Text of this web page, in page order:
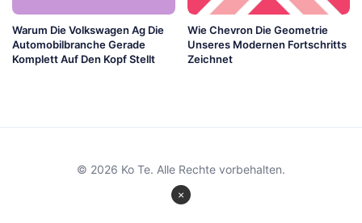
Warum Die Volkswagen Ag Die
Automobilbranche Gerade
Komplett Auf Den Kopf Stellt
Wie Chevron Die Geometrie
Unseres Modernen Fortschritts
Zeichnet
×
© 2026 Ko Te. Alle Rechte vorbehalten.